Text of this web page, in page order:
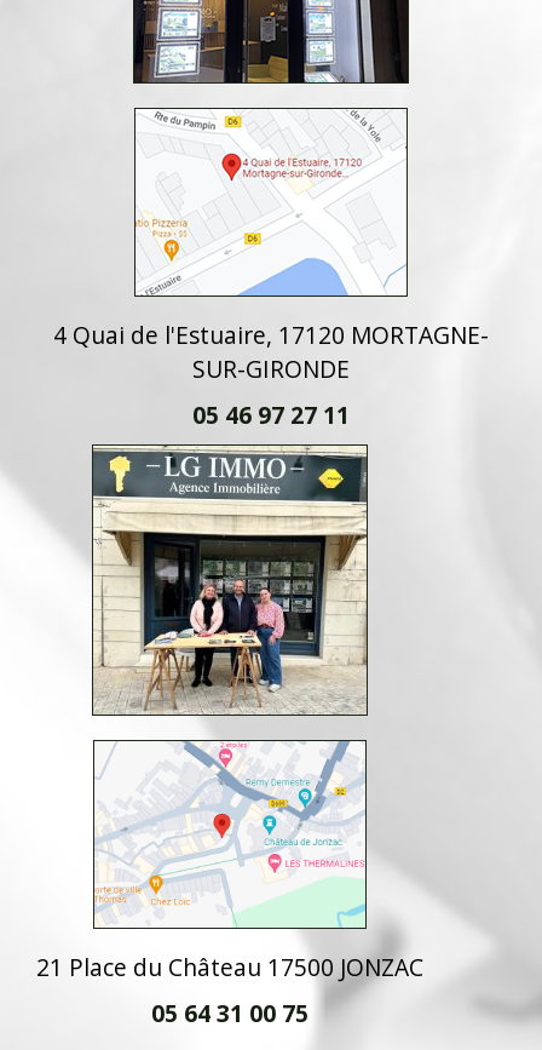
4 Quai de l'Estuaire, 17120 MORTAGNE-
SUR-GIRONDE
05 46 97 27 11
21 Place du Château 17500 JONZAC
05 64 31 00 75